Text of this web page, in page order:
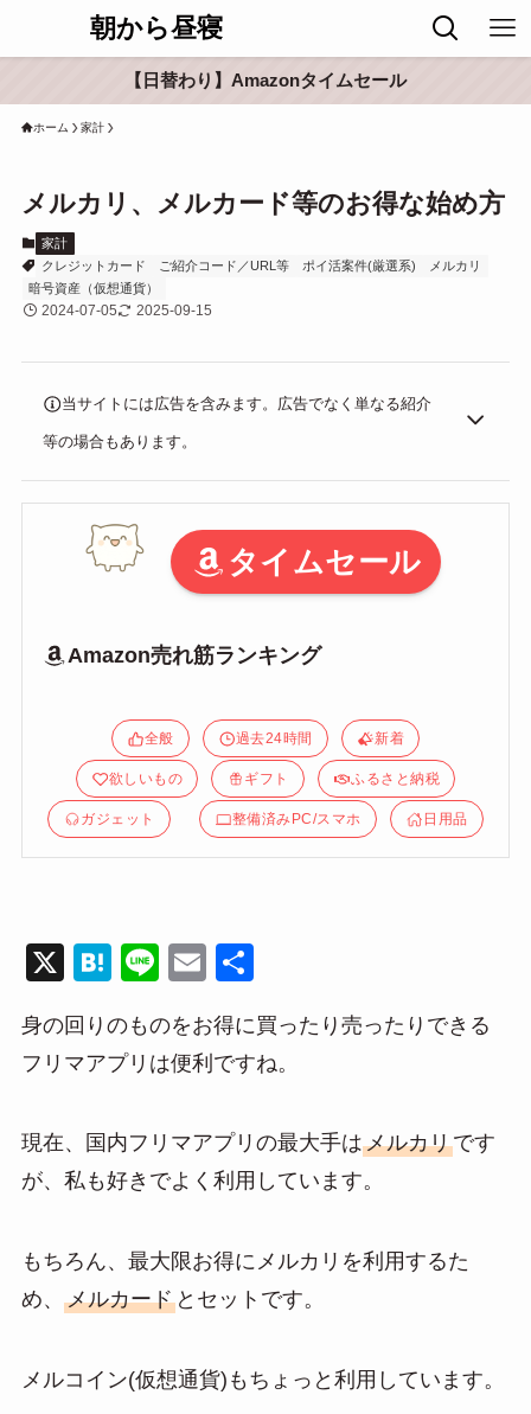
朝から昼寝
【日替わり】Amazonタイムセール
ホーム 家計
メルカリ、メルカード等のお得な始め方
家計
クレジットカード
ご紹介コード／URL等 ポイ活案件(厳選系)
メルカリ
暗号資産（仮想通貨）
2024-07-05 2025-09-15
当サイトには広告を含みます。広告でなく単なる紹介
等の場合もあります。
タイムセール
Amazon売れ筋ランキング
全般 過去24時間 新着
欲しいもの ギフト ふるさと納税
ガジェット 整備済みPC/スマホ 日用品
X
H
e
n
Li
e
E
ail
身の回りのものをお得に買ったり売ったりできる
フリマアプリは便利ですね。
現在、国内フリマアプリの最大手はメルカリです
が、私も好きでよく利用しています。
もちろん、最大限お得にメルカリを利用するた
め、 メルカードとセットです。
メルコイン(仮想通貨)もちょっと利用しています。